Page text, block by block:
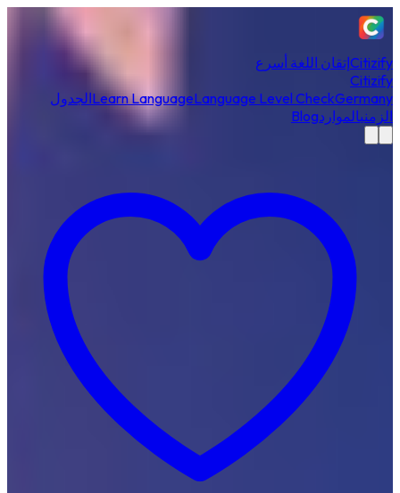
Citizifyإتقان اللغة أسرع
Citizify
Learn LanguageLanguage Level CheckGermany
الجدول
الزمنيالمواردBlog